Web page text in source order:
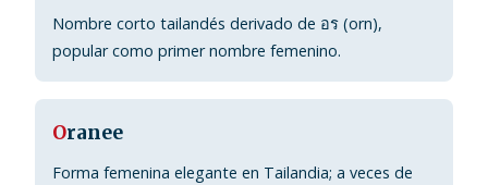
Nombre corto tailandés derivado de อร (orn),
popular como primer nombre femenino.
Oranee
Forma femenina elegante en Tailandia; a veces de